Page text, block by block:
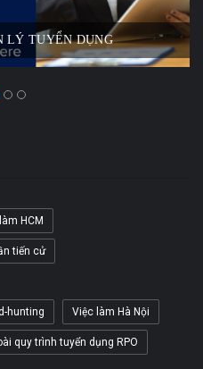
LÝ TUYỂN DỤNG
HCM
tiến cử
hunting Việc làm Hà Nội
quy trình tuyển dụng RPO